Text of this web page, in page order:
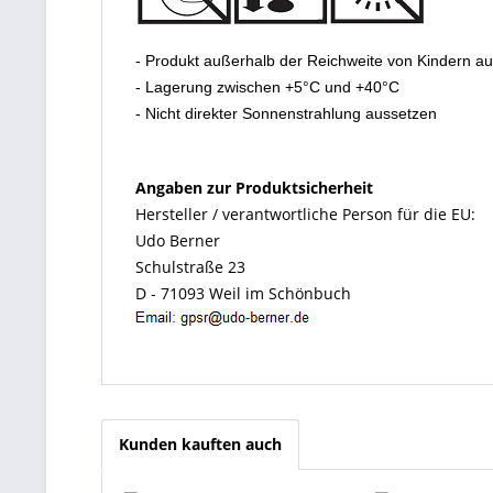
- Produkt außerhalb der Reichweite von Kindern
- Lagerung zwischen +5°C und +40°C
- Nicht direkter Sonnenstrahlung aussetzen
Angaben zur Produktsicherheit
Hersteller / verantwortliche Person für die EU:
Udo Berner
Schulstraße 23
D - 71093 Weil im Schönbuch
Kunden kauften auch